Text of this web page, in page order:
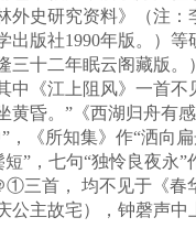
史研究资料》（注
版社1990年版。）
二年眠云阁藏版。
《江上阻风》一首
昏。”《西湖归舟有
《所知集》作“洒向
”，七句“独怜良夜永
三首， 均不见于《春
故宅），钟磬声中